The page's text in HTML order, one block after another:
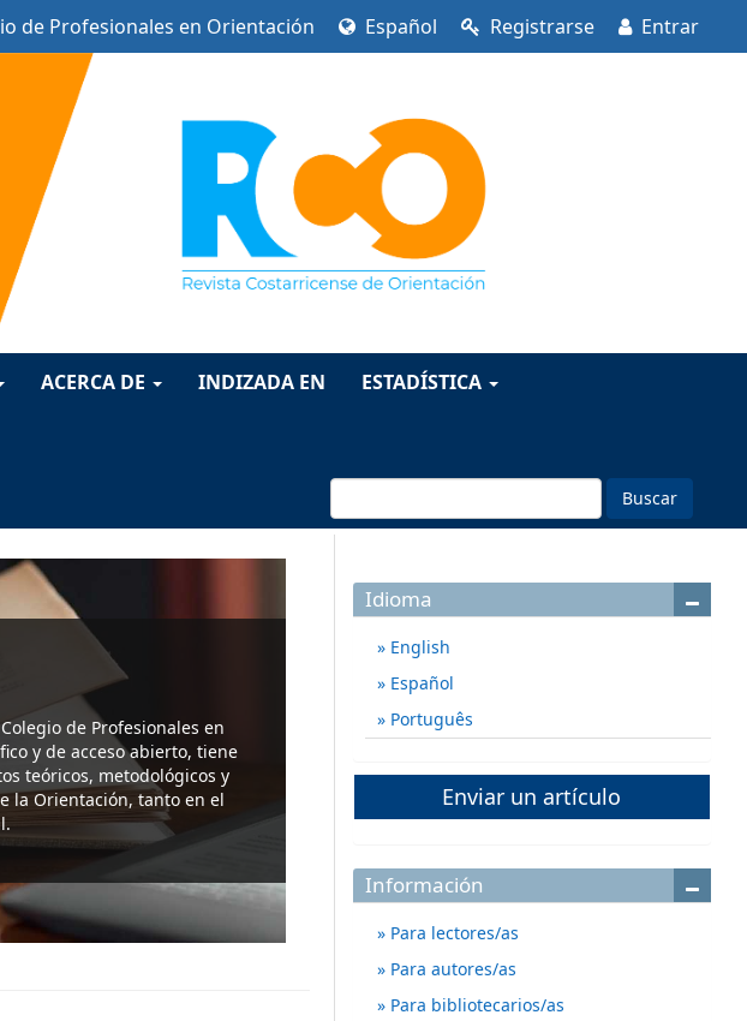
de Profesionales en Orientación Español Registrarse Entrar
ACERCA DE INDIZADA EN ESTADÍSTICA
Buscar
de Profesionales en
y de acceso abierto, tiene
teóricos, metodológicos y
la Orientación, tanto en el
Idioma
English
Español
Português
Enviar un artículo
Información
Para lectores/as
Para autores/as
Para bibliotecarios/as